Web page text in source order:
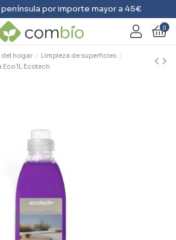
por importe mayor a 45€
0
del hogar
Limpieza de superficies
1L Ecotech